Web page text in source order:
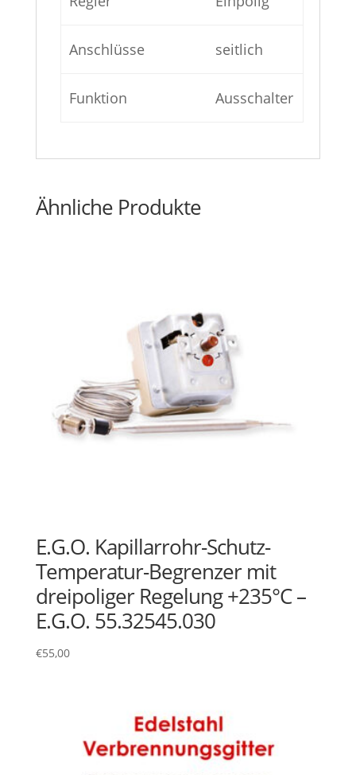
Anschlüsse seitlich
Funktion Ausschalter
Ähnliche Produkte
E.G.O. Kapillarrohr-Schutz-
Temperatur-Begrenzer mit
dreipoliger Regelung +235°C –
E.G.O. 55.32545.030
€55,00